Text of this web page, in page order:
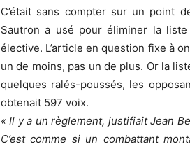
C’était sans compter sur un point
Sautron a usé pour éliminer la liste
élective. L’article en question fixe à
un de moins, pas un de plus. Or la
quelques ralés-poussés, les
obtenait 597 voix.
« Il y a un règlement, justifiait Jean
C’est comme si un combattant